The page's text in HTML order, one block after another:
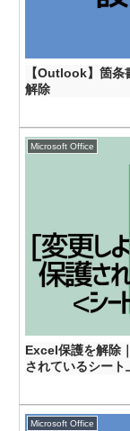
【Outlook】箇条
解除
Microsoft Office
Excel保護を解除
されているシート
Microsoft Office